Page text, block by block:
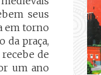
seus
em torno
da praça,
de
um ano